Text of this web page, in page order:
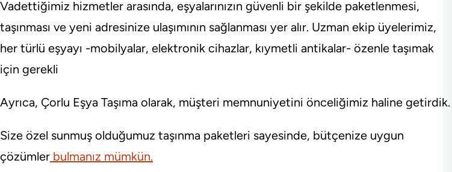
Vadettiğimiz hizmetler arasında, eşyalarınızın güvenli bir şekilde paketlenmesi,
taşınması ve yeni adresinize ulaşımının sağlanması yer alır. Uzman ekip üyelerimiz,
her türlü eşyayı -mobilyalar, elektronik cihazlar, kıymetli antikalar- özenle taşımak
için gerekli
Ayrıca, Çorlu Eşya Taşıma olarak, müşteri memnuniyetini önceliğimiz haline getirdik.
Size özel sunmuş olduğumuz taşınma paketleri sayesinde, bütçenize uygun
çözümler bulmanız mümkün.